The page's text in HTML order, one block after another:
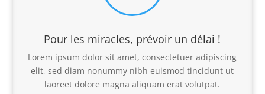
Pour les miracles, prévoir un délai !
Lorem ipsum dolor sit amet, consectetuer adipiscing
elit, sed diam nonummy nibh euismod tincidunt ut
laoreet dolore magna aliquam erat volutpat.